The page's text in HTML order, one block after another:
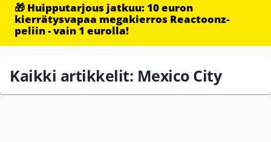
🎁 Huipputarjous jatkuu: 10 euron
kierrätysvapaa megakierros Reactoonz-
peliin - vain 1 eurolla!
Kaikki artikkelit: Mexico City